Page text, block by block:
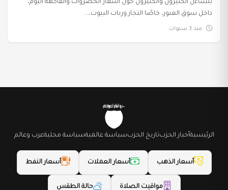
يتساءل الكثيرون والكثيرون حول أسعار الخضروات والفاكهة اليوم،
داخل سوق العبور، خاصًا التجار وربات البيوت،...
منذ 3 سنوات
الرئيسيةأخبار الحزبتاريخ الحزبسياسة عالميةسياسة محليةعرب وعالم
أسعار الذهب أسعار العملات أسعار النفط
مواقيت الصلاة حالة الطقس